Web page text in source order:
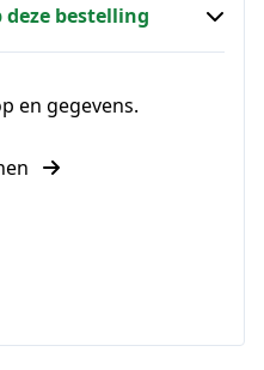
deze bestelling
en gegevens.